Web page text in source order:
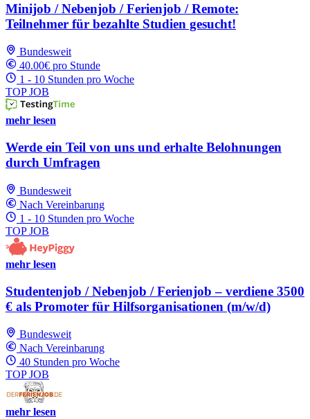
Minijob / Nebenjob / Ferienjob / Remote:
Teilnehmer für bezahlte Studien gesucht!
Bundesweit
40.00€ pro Stunde
1 - 10 Stunden pro Woche
TOP JOB
mehr lesen
Werde ein Teil von uns und erhalte Belohnungen
durch Umfragen
Bundesweit
Nach Vereinbarung
1 - 10 Stunden pro Woche
TOP JOB
mehr lesen
Studentenjob / Nebenjob / Ferienjob – verdiene 3500
€ als Promoter für Hilfsorganisationen (m/w/d)
Bundesweit
Nach Vereinbarung
40 Stunden pro Woche
TOP JOB
mehr lesen